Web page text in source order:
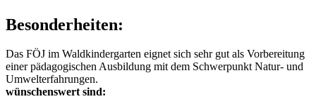
Besonderheiten:
Das FÖJ im Waldkindergarten eignet sich sehr gut als Vorbereitung
einer pädagogischen Ausbildung mit dem Schwerpunkt Natur- und
Umwelterfahrungen.
wünschenswert sind: